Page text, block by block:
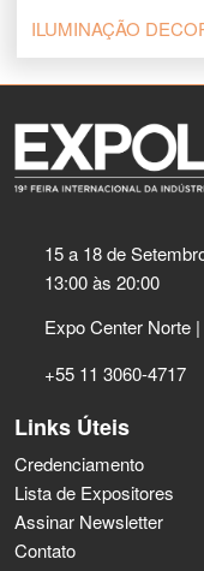
ILUMINAÇÃO
15 a 18 de
13:00 às 20:00
Expo Center Norte
+55 11 3060-4717
Links Úteis
Credenciamento
Lista de Expositores
Assinar Newsletter
Contato